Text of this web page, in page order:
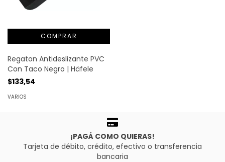
Regaton Antideslizante PVC
Con Taco Negro | Häfele
$133,54
VARIOS
¡PAGÁ COMO QUIERAS!
Tarjeta de débito, crédito, efectivo o transferencia
bancaria